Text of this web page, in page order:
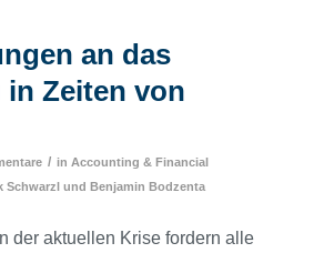
an das
Zeiten von
/ in Accounting & Financial
Schwarzlund Benjamin Bodzenta
der aktuellen Krise fordern alle